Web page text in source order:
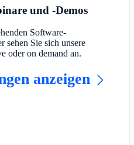
und -Demos
Software-
sehen Sie sich unsere
oder on demand an.
anzeigen